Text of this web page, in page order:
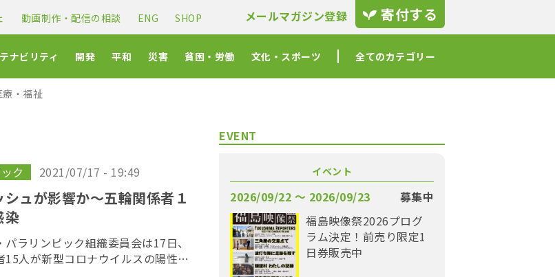
動画制作・配信の相談 ENG SHOP メールマガジン登録 寄付する
ナビリティ 開発 平和 災害 貧困・労働 文化・スポーツ 全てのカテゴリー
・福祉
ク 2021/07/17 - 19:49
シュが影響か〜五輪関係者１
染
パラリンピック組織委員会は17日、
15人が新型コロナウイルスの陽性に
EVENT
イベント
2026/09/22 〜 2026/09/23
募集中
福島映像祭2026プログ
ラム決定！前売り限定1
日券販売中